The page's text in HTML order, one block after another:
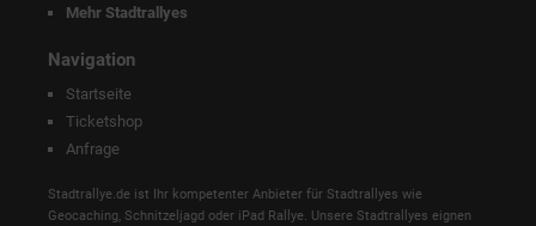
Mehr Stadtrallyes
Navigation
Startseite
Ticketshop
Anfrage
Stadtrallye.de ist Ihr kompetenter Anbieter für Stadtrallyes wie
Geocaching, Schnitzeljagd oder iPad Rallye. Unsere Stadtrallyes eignen